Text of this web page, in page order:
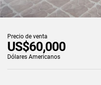
Precio de venta
US$60,000
Dólares Americanos